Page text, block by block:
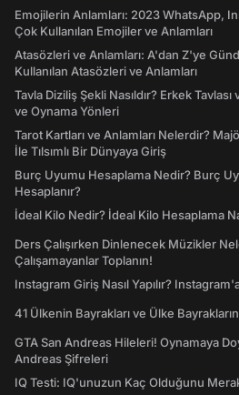
Emojilerin Anlamları: 2023 WhatsApp,
Çok Kullanılan Emojiler ve Anlamları
Atasözleri ve Anlamları: A'dan Z'ye
Kullanılan Atasözleri ve Anlamları
Tavla Diziliş Şekli Nasıldır? Erkek Tavlası
ve Oynama Yönleri
Tarot Kartları ve Anlamları Nelerdir?
İle Tılsımlı Bir Dünyaya Giriş
Burç Uyumu Hesaplama Nedir? Burç
Hesaplanır?
İdeal Kilo Nedir? İdeal Kilo Hesaplama
Ders Çalışırken Dinlenecek Müzikler
Çalışamayanlar Toplanın!
Instagram Giriş Nasıl Yapılır?
41 Ülkenin Bayrakları ve Ülke
GTA San Andreas Hileleri! Oynamaya
Andreas Şifreleri
IQ Testi: IQ'unuzun Kaç Olduğunu